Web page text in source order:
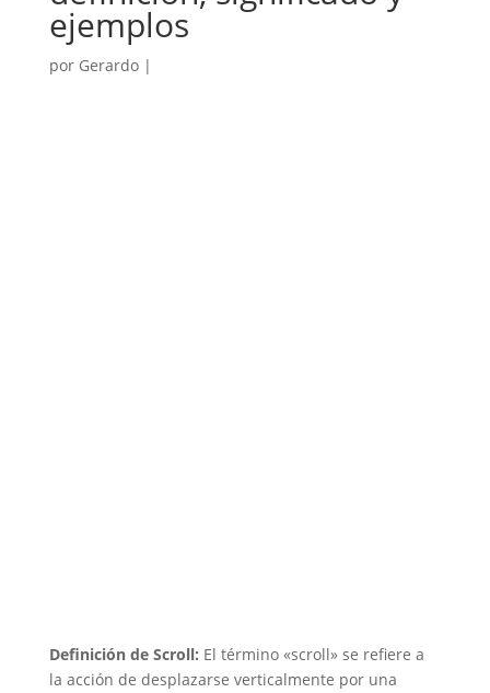
ejemplos
por Gerardo|
Definición de Scroll: El término «scroll» se refiere a
la acción de desplazarse verticalmente por una